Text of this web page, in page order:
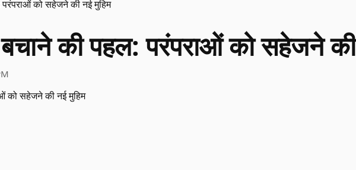
को सहेजने की नई मुहिम
की पहल: परंपराओं को सहेजने